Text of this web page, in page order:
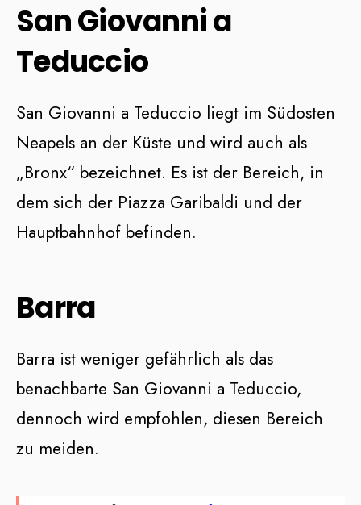
San Giovanni a
Teduccio
San Giovanni a Teduccio liegt im Südosten
Neapels an der Küste und wird auch als
„Bronx“ bezeichnet. Es ist der Bereich, in
dem sich der Piazza Garibaldi und der
Hauptbahnhof befinden.
Barra
Barra ist weniger gefährlich als das
benachbarte San Giovanni a Teduccio,
dennoch wird empfohlen, diesen Bereich
zu meiden.